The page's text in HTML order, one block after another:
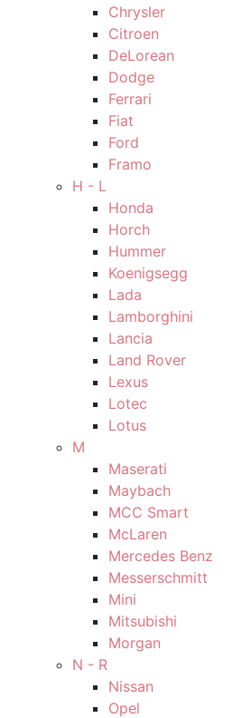
Chrysler
Citroen
DeLorean
Dodge
Ferrari
Fiat
Ford
Framo
H - L
Honda
Horch
Hummer
Koenigsegg
Lada
Lamborghini
Lancia
Land Rover
Lexus
Lotec
Lotus
M
Maserati
Maybach
MCC Smart
McLaren
Mercedes Benz
Messerschmitt
Mini
Mitsubishi
Morgan
N - R
Nissan
Opel